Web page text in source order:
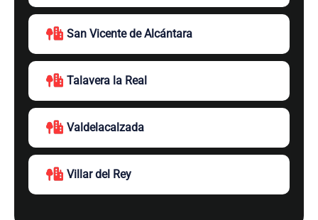
San Vicente de Alcántara
Talavera la Real
Valdelacalzada
Villar del Rey